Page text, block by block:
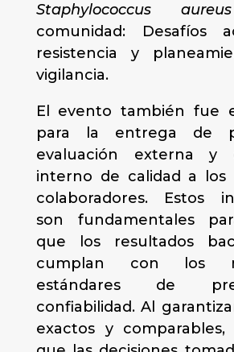
Staphylococcus aureus
comunidad: Desafíos
resistencia y
vigilancia.
El evento también fue
para la entrega de
evaluación externa y
interno de calidad a los
colaboradores. Estos
son fundamentales
que los resultados
cumplan con los
estándares de
confiabilidad. Al
exactos y comparables,